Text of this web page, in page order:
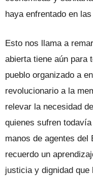
haya enfrentado en
Esto nos llama a
abierta tiene aún para
pueblo organizado a
revolucionario a la
relevar la necesidad
quienes sufren
manos de agentes del
recuerdo un
justicia y dignidad